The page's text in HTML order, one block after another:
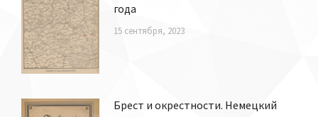
года
15 сентября, 2023
Брест и окрестности. Немецкий